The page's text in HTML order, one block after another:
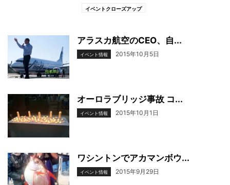
イベントクローズアップ
アラスカ航空のCEO、自...
イベント情報 2015年10月5日
オーロラブリッジ事故 コ...
イベント情報 2015年10月1日
ワシントンでアカマンボウ...
イベント情報 2015年9月29日